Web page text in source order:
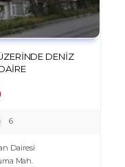
DENIZ
6
Dairesi
Mah.